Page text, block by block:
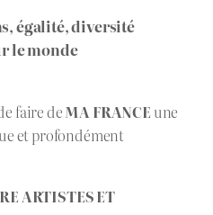
égalité, diversité
le monde
faire deMA FRANCEune
et profondément
ARTISTES ET